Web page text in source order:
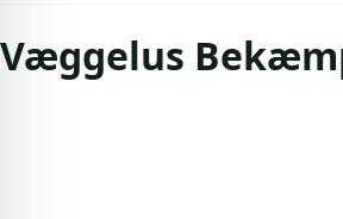
Væggelus